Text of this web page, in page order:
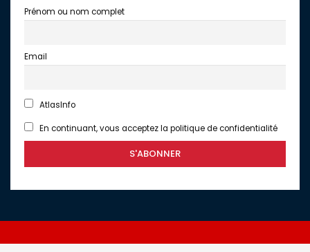
Prénom ou nom complet
Email
AtlasInfo
En continuant, vous acceptez la politique de confidentialité